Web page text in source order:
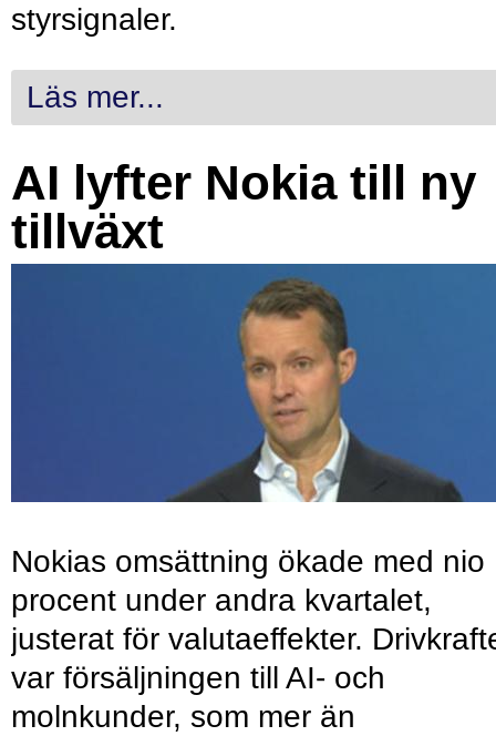
styrsignaler.
Läs mer...
AI lyfter Nokia till ny
tillväxt
Nokias omsättning ökade med nio
procent under andra kvartalet,
justerat för valutaeffekter.
var försäljningen till AI- och
molnkunder, som mer än